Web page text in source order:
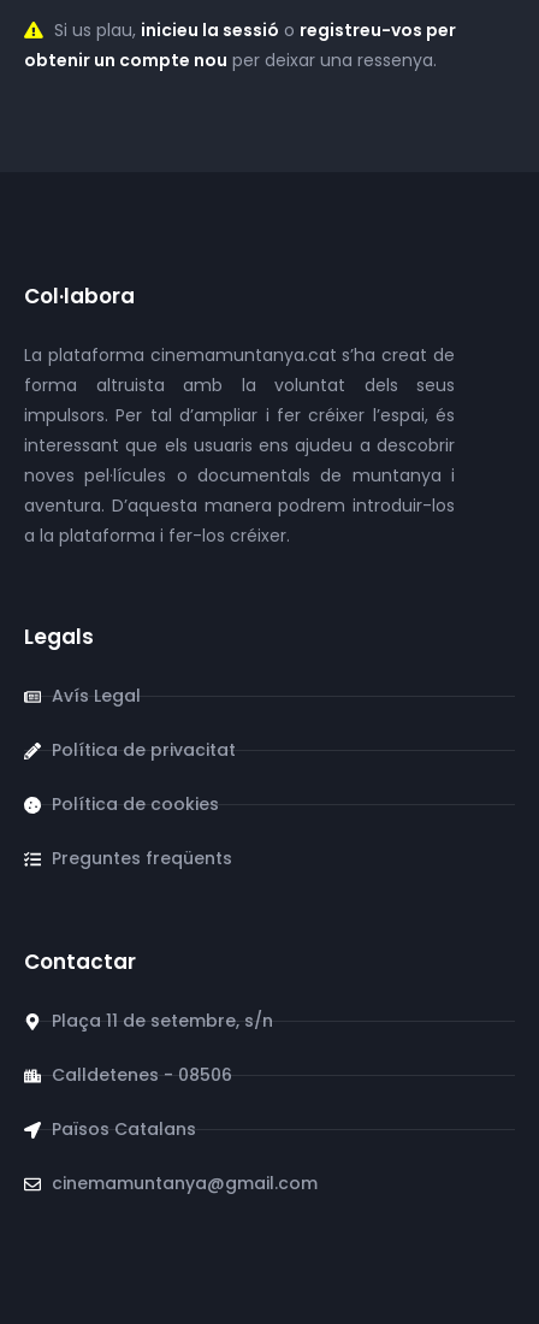
Si us plau, inicieu la sessió o registreu-vos per
obtenir un compte nou per deixar una ressenya.
Col·labora
La plataforma cinemamuntanya.cat s’ha creat de
forma altruista amb la voluntat dels seus
impulsors. Per tal d’ampliar i fer créixer l’espai, és
interessant que els usuaris ens ajudeu a descobrir
noves pel·lícules o documentals de muntanya i
aventura. D’aquesta manera podrem introduir-los
a la plataforma i fer-los créixer.
Legals
Avís Legal
Política de privacitat
Política de cookies
Preguntes freqüents
Contactar
Plaça 11 de setembre, s/n
Calldetenes - 08506
Països Catalans
cinemamuntanya@gmail.com